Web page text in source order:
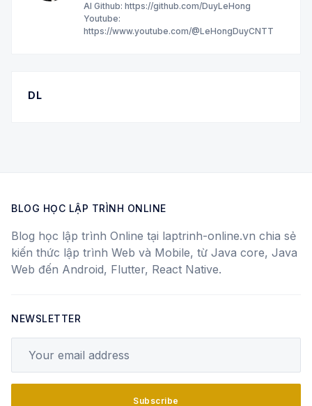
AI Github: https://github.com/DuyLeHong
Youtube:
https://www.youtube.com/@LeHongDuyCNTT
DL
BLOG HỌC LẬP TRÌNH ONLINE
Blog học lập trình Online tại laptrinh-online.vn chia sẻ
kiến thức lập trình Web và Mobile, từ Java core, Java
Web đến Android, Flutter, React Native.
NEWSLETTER
Subscribe